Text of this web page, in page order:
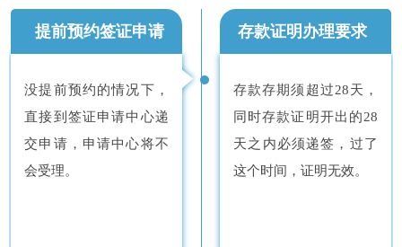
提前预约签证申请
没提前预约的情况下，
直接到签证申请中心递
交申请，申请中心将不
会受理。
存款证明办理要求
存款存期须超过28天，
同时存款证明开出的28
天之内必须递签，过了
这个时间，证明无效。